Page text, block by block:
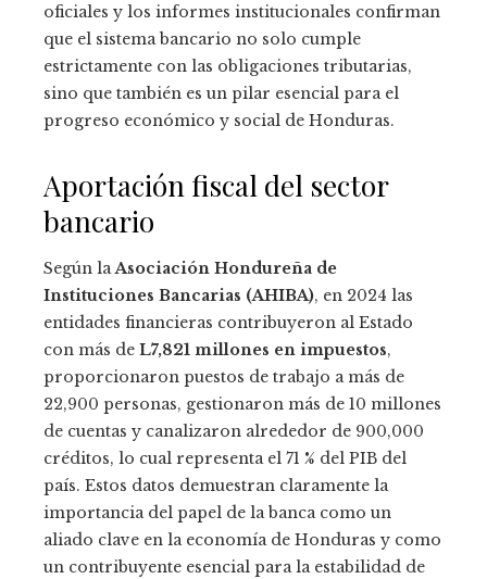
oficiales y los informes institucionales confirman
que el sistema bancario no solo cumple
estrictamente con las obligaciones tributarias,
sino que también es un pilar esencial para el
progreso económico y social de Honduras.
Aportación fiscal del sector
bancario
Según laAsociación Hondureña de
Instituciones Bancarias (AHIBA), en 2024 las
entidades financieras contribuyeron al Estado
con más de L7,821 millones en impuestos,
proporcionaron puestos de trabajo a más de
22,900 personas, gestionaron más de 10 millones
de cuentas y canalizaron alrededor de 900,000
créditos, lo cual representa el 71 % del PIB del
país. Estos datos demuestran claramente la
importancia del papel de la banca como un
aliado clave en la economía de Honduras y como
un contribuyente esencial para la estabilidad de